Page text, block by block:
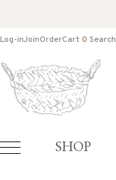
Log-inJoinOrderCart 0 Search
SHOP